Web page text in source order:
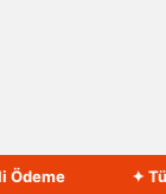
✦